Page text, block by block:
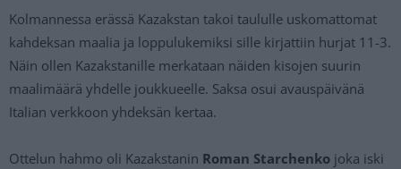
Kolmannessa erässä Kazakstan takoi taululle uskomattomat
kahdeksan maalia ja loppulukemiksi sille kirjattiin hurjat 11-3.
Näin ollen Kazakstanille merkataan näiden kisojen suurin
maalimäärä yhdelle joukkueelle. Saksa osui avauspäivänä
Italian verkkoon yhdeksän kertaa.
Ottelun hahmo oli Kazakstanin Roman Starchenko joka iski